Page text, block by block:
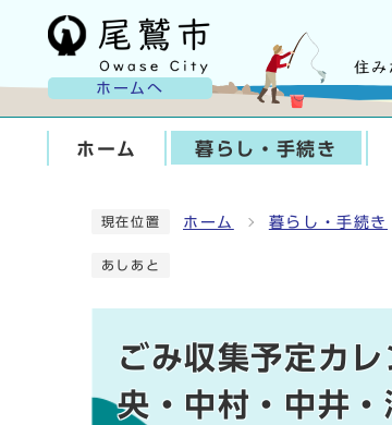
ホームへ
ホーム 暮らし・手続き
現在位置 ホーム 暮らし・手続き
あしあと
ごみ収集予定カ
央・中村・中井・